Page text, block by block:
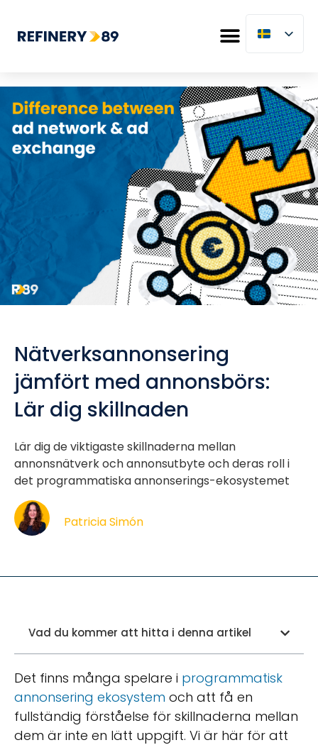
Nätverksannonsering
jämfört med annonsbörs:
Lär dig skillnaden
Lär dig de viktigaste skillnaderna mellan
annonsnätverk och annonsutbyte och deras roll i
det programmatiska annonserings-ekosystemet
Patricia Simón
Vad du kommer att hitta i denna artikel
Det finns många spelare i programmatisk
annonsering ekosystem och att få en
fullständig förståelse för skillnaderna mellan
dem är inte en lätt uppgift. Vi är här för att